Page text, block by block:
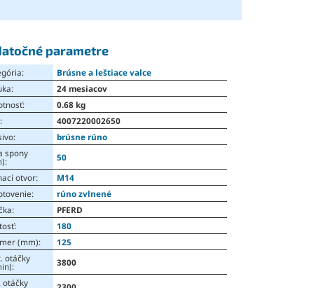
parametre
:
Brúsne a leštiace valce
:
24 mesiacov
:
0.68 kg
:
4007220002650
:
brúsne rúno
spony
:
50
otvor:
M14
:
rúno zvlnené
:
PFERD
:
180
(mm):
125
otáčky
:
3800
otáčky